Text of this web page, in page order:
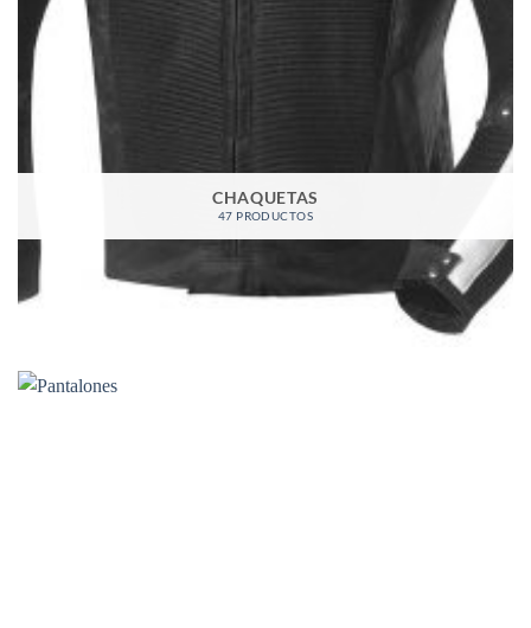
CHAQUETAS
47 PRODUCTOS